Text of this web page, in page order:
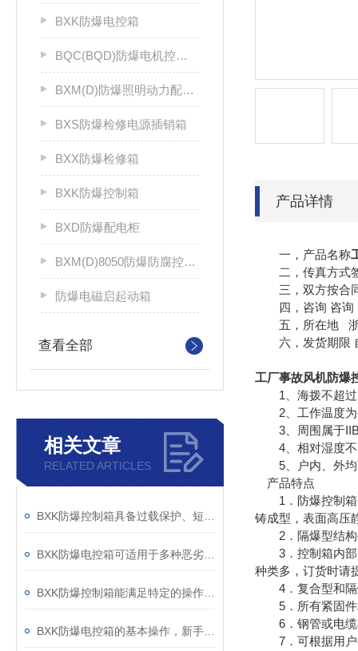
BXK防爆电控箱
BQC(BQD)防爆电机控制器
BXM(D)防爆照明动力配电箱
BXS防爆检修电源插销箱
BXX防爆检修箱
BXK防爆控制箱
BXD防爆配电柜
BXM(D)8050防爆防腐控制配电箱
防爆电磁启起动箱
查看全部
相关文章
RELATED ARTICLES
产品详情
一，产品名称
二，传真方式
三，双方按合同
四，咨询 咨询
五，所在地 浙
六，发货期限
工厂事故风机防爆
1、海拨不超过
2、工作温度
3、周围属于IIB
4、相对湿度不
5、户内、外均
产品特点
1．防爆控制箱
铸成型，表面高压
2．隔爆型结构
3．控制箱内部
种类多，订货时请
4．复合型和隔
5．所有紧固件
6．钢管或电缆
7．可根据用户